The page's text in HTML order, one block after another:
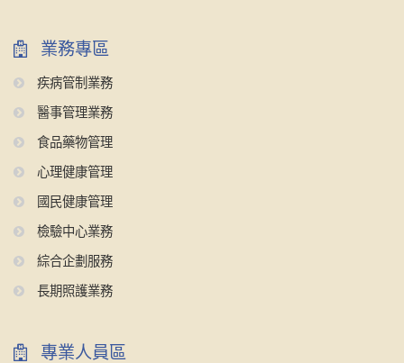
業務專區
疾病管制業務
醫事管理業務
食品藥物管理
心理健康管理
國民健康管理
檢驗中心業務
綜合企劃服務
長期照護業務
專業人員區